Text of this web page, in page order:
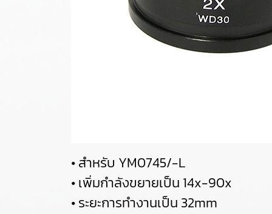
• สำหรับ YM0745/-L
• เพิ่มกำลังขยายเป็น 14x-90x
• ระยะการทำงานเป็น 32mm